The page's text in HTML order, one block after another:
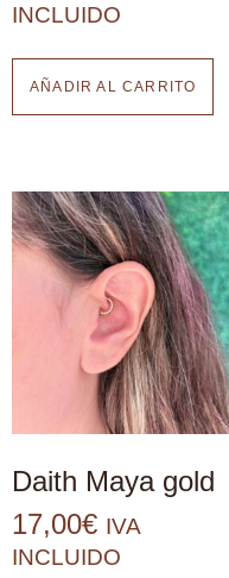
INCLUIDO
AÑADIR AL CARRITO
Daith Maya gold
17,00€ IVA
INCLUIDO